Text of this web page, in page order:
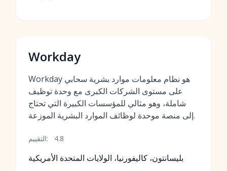
Workday
Workday هو نظام معلومات موارد بشرية سحابي
على مستوى الشركات الكبرى مع وحدة توظيف
شاملة، وهو مثالي للمؤسسات الكبيرة التي تحتاج
إلى منصة موحدة لوظائف الموارد البشرية الموزعة.
التقييم: 4.8
بليسانتون، كاليفورنيا، الولايات المتحدة الأمريكية